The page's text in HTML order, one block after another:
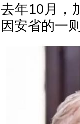
去年10月，
因安省的一